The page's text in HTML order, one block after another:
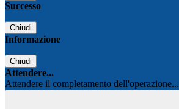
Successo
Chiudi
Informazione
Chiudi
Attendere...
Attendere il completamento dell'operazione...